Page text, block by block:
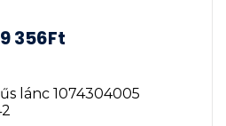
356Ft
lánc 1074304005